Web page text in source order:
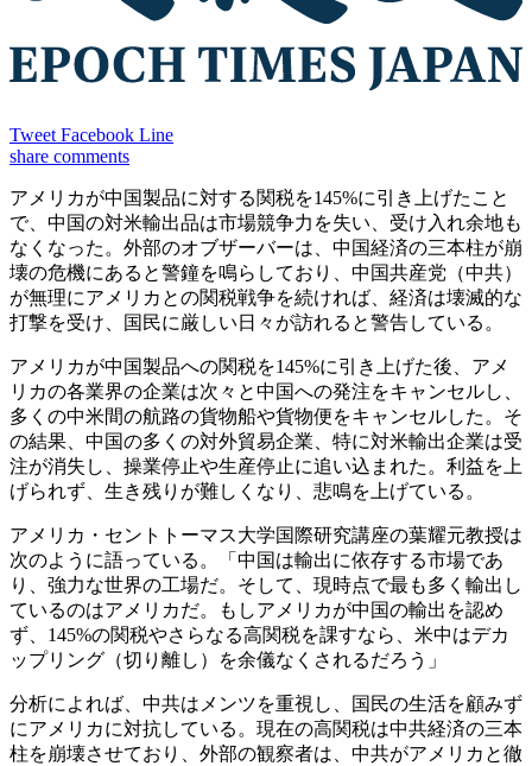
Tweet Facebook Line
share comments
アメリカが中国製品に対する関税を145%に引き上げたこと
で、中国の対米輸出品は市場競争力を失い、受け入れ余地も
なくなった。外部のオブザーバーは、中国経済の三本柱が崩
壊の危機にあると警鐘を鳴らしており、中国共産党（中共）
が無理にアメリカとの関税戦争を続ければ、経済は壊滅的な
打撃を受け、国民に厳しい日々が訪れると警告している。
アメリカが中国製品への関税を145%に引き上げた後、アメ
リカの各業界の企業は次々と中国への発注をキャンセルし、
多くの中米間の航路の貨物船や貨物便をキャンセルした。そ
の結果、中国の多くの対外貿易企業、特に対米輸出企業は受
注が消失し、操業停止や生産停止に追い込まれた。利益を上
げられず、生き残りが難しくなり、悲鳴を上げている。
アメリカ・セントトーマス大学国際研究講座の葉耀元教授は
次のように語っている。「中国は輸出に依存する市場であ
り、強力な世界の工場だ。そして、現時点で最も多く輸出し
ているのはアメリカだ。もしアメリカが中国の輸出を認め
ず、145%の関税やさらなる高関税を課すなら、米中はデカ
ップリング（切り離し）を余儀なくされるだろう」
分析によれば、中共はメンツを重視し、国民の生活を顧みず
にアメリカに対抗している。現在の高関税は中共経済の三本
柱を崩壊させており、外部の観察者は、中共がアメリカと徹